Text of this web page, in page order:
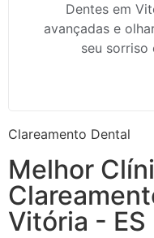
Dentes em
avançadas e
seu sorriso
Clareamento Dental
Melhor
Vitória - ES